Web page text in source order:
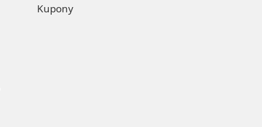
Kupony